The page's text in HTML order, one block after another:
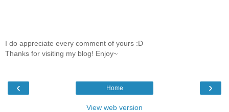
I do appreciate every comment of yours :D
Thanks for visiting my blog! Enjoy~
‹ ›
Home
View web version